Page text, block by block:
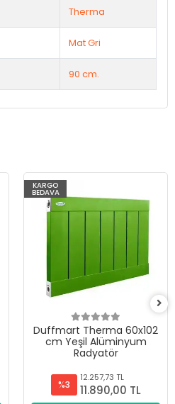
Therma
Mat Gri
90 cm.
KARGO
BEDAVA
Duffmart Therma 60x102
cm Yeşil Alüminyum
Radyatör
%3
12.257,73 TL
11.890,00 TL